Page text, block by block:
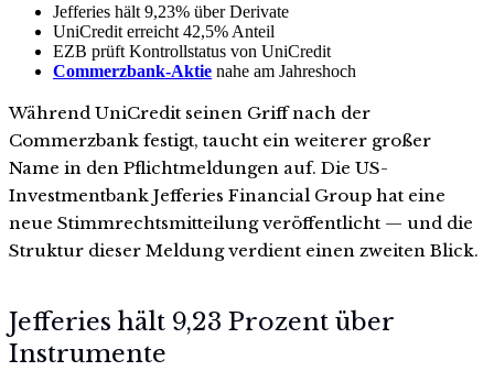
Jefferies hält 9,23% über Derivate
UniCredit erreicht 42,5% Anteil
EZB prüft Kontrollstatus von UniCredit
Commerzbank-Aktie nahe am Jahreshoch
Während UniCredit seinen Griff nach der
Commerzbank festigt, taucht ein weiterer großer
Name in den Pflichtmeldungen auf. Die US-
Investmentbank Jefferies Financial Group hat eine
neue Stimmrechtsmitteilung veröffentlicht — und die
Struktur dieser Meldung verdient einen zweiten Blick.
Jefferies hält 9,23 Prozent über
Instrumente